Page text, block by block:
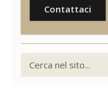
Contattaci